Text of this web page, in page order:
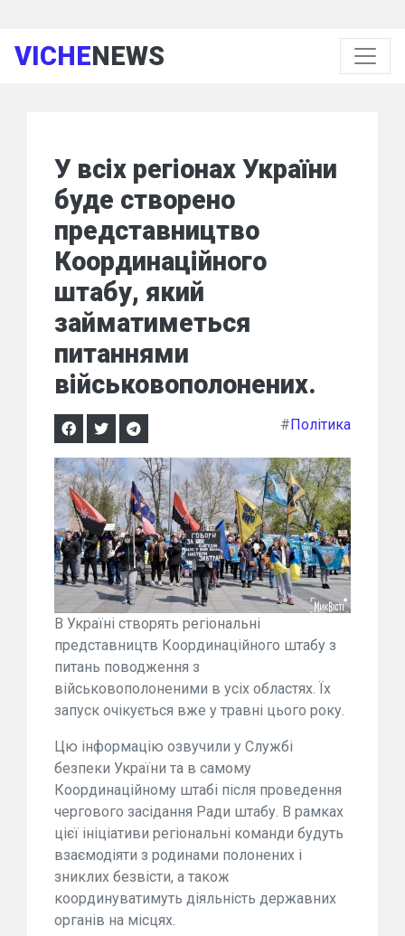
VICHENEWS
У всіх регіонах України
буде створено
представництво
Координаційного
штабу, який
займатиметься
питаннями
військовополонених.
#Політика
В Україні створять регіональні
представництв Координаційного штабу з
питань поводження з
військовополоненими в усіх областях. Їх
запуск очікується вже у травні цього року.
Цю інформацію озвучили у Службі
безпеки України та в самому
Координаційному штабі після проведення
чергового засідання Ради штабу. В рамках
цієї ініціативи регіональні команди будуть
взаємодіяти з родинами полонених і
зниклих безвісти, а також
координуватимуть діяльність державних
органів на місцях.